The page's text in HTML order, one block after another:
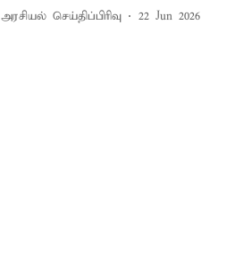
அரசியல் செய்திப்பிரிவு 22 Jun 2026